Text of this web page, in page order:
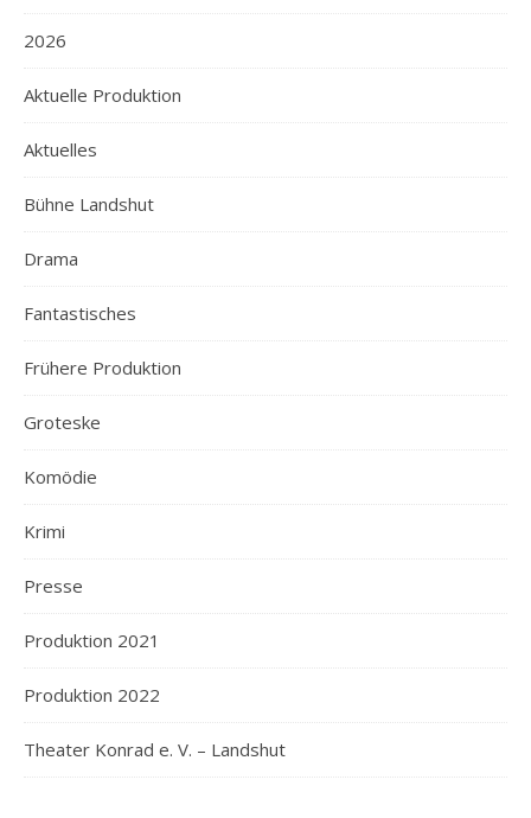
2026
Aktuelle Produktion
Aktuelles
Bühne Landshut
Drama
Fantastisches
Frühere Produktion
Groteske
Komödie
Krimi
Presse
Produktion 2021
Produktion 2022
Theater Konrad e. V. – Landshut